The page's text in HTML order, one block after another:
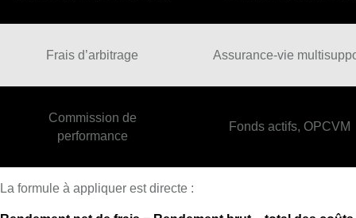
Frais d’arbitrage Assurance-vie
Commission de
performance
Fonds actifs, OPCVM
La formule à appliquer est directe :